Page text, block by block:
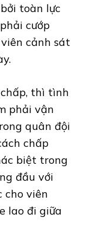
toàn lực
cướp
cảnh sát
thì tình
phải vận
quân đội
chấp
biệt trong
đầu với
cho viên
lao đi giữa